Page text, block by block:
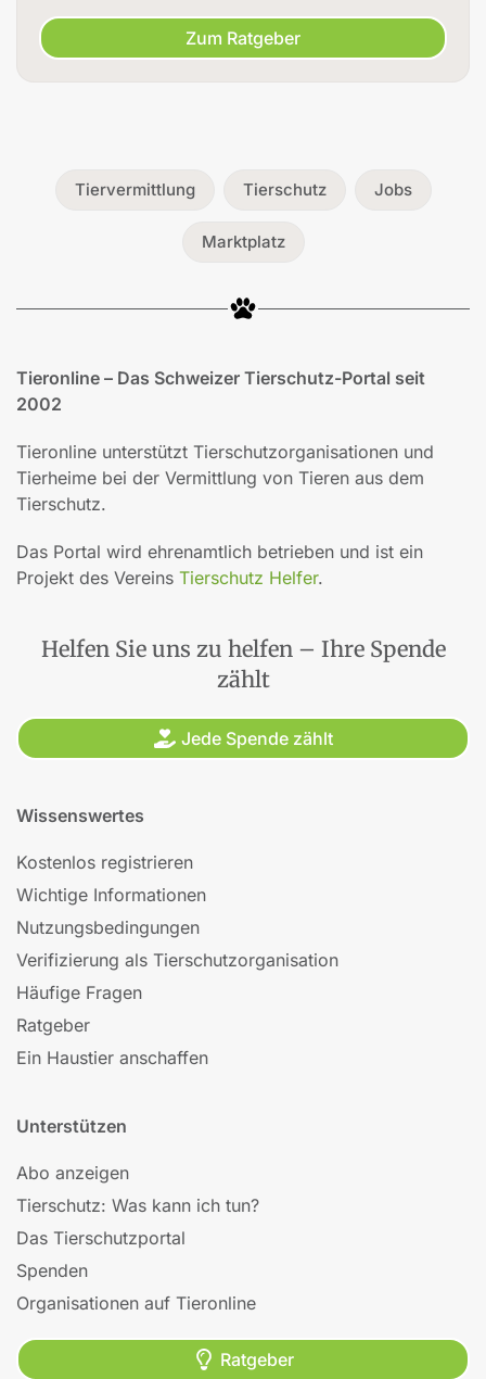
Zum Ratgeber
Tiervermittlung Tierschutz Jobs
Marktplatz
Tieronline – Das Schweizer Tierschutz-Portal seit
2002
Tieronline unterstützt Tierschutzorganisationen und
Tierheime bei der Vermittlung von Tieren aus dem
Tierschutz.
Das Portal wird ehrenamtlich betrieben und ist ein
Projekt des Vereins Tierschutz Helfer.
Helfen Sie uns zu helfen – Ihre Spende
zählt
Jede Spende zählt
Wissenswertes
Kostenlos registrieren
Wichtige Informationen
Nutzungsbedingungen
Verifizierung als Tierschutzorganisation
Häufige Fragen
Ratgeber
Ein Haustier anschaffen
Unterstützen
Abo anzeigen
Tierschutz: Was kann ich tun?
Das Tierschutzportal
Spenden
Organisationen auf Tieronline
Ratgeber